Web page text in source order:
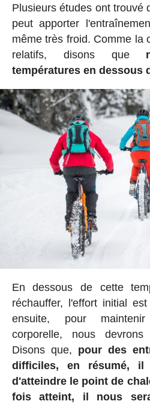
Plusieurs études ont trouvé
peut apporter
même très froid. Comme la
relatifs, disons que
températures en dessous
En dessous de cette
réchauffer, l'effort initial
ensuite, pour
corporelle, nous
Disons que, pour des
difficiles, en résumé,
d'atteindre le point de
fois atteint, il nous